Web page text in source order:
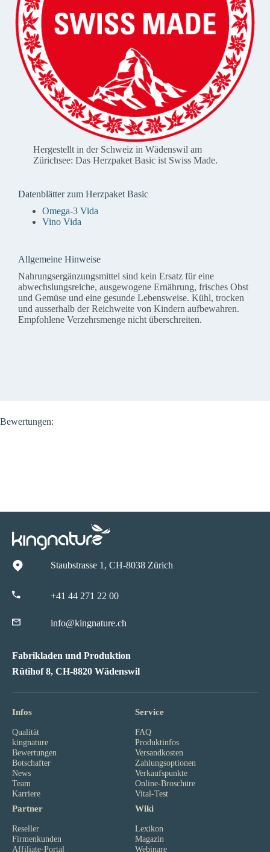
Hergestellt in der Schweiz in Wädenswil am
Zürichsee: Das Herzpaket Basic ist Swiss Made.
Datenblätter zum Herzpaket Basic
Omega-3 Vida
Vino Vida
Allgemeine Hinweise
Nahrungsergänzungsmittel sind kein Ersatz für eine
abwechslungsreiche, ausgewogene Ernährung, frisches Obst
und Gemüse und eine gesunde Lebensweise. Kühl, trocken
und ausserhalb der Reichweite von Kindern aufbewahren.
Empfohlene Verzehrsmenge nicht überschreiten.
Bewertungen:
Staubstrasse 1, CH-8038 Zürich
+41 44 271 22 00
info@kingnature.ch
Fabrikladen und Produktion
Rütihof 8, CH-8820 Wädenswil
Infos
Qualität
kingnature
Bewertungen
Botschafter
News
Team
Karriere
Service
FAQ
Produktinfos
Versandkosten
Zahlungsoptionen
Verkaufspunkte
Online-Broschüre
Vital-Test
Partner
Reseller
Firmenkunden
Affiliate-Portal
Wiki
Lexikon
Magazin
Webinare